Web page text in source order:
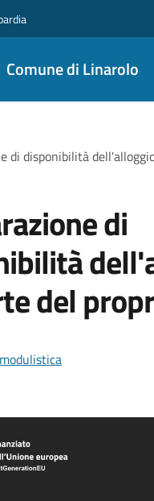
Comune di Linarolo
pane
di disponibilità
di
del